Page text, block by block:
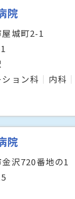
院
城町2-1
ョン科
内科
院
沢720番地の1